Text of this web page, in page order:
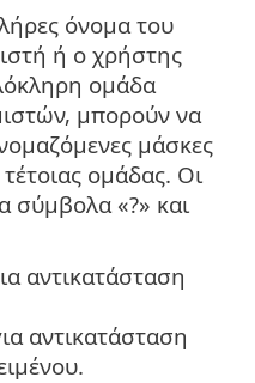
όνομα του
ή ο χρήστης
ομάδα
μπορούν να
μάσκες
ομάδας. Οι
σύμβολα «?» και
αντικατάσταση
αντικατάσταση